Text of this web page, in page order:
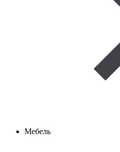
Мебель